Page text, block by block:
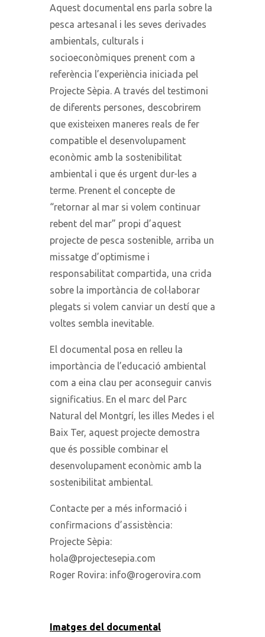
Aquest documental ens parla sobre la
pesca artesanal i les seves derivades
ambientals, culturals i
socioeconòmiques prenent com a
referència l’experiència iniciada pel
Projecte Sèpia. A través del testimoni
de diferents persones, descobrirem
que existeixen maneres reals de fer
compatible el desenvolupament
econòmic amb la sostenibilitat
ambiental i que és urgent dur-les a
terme. Prenent el concepte de
“retornar al mar si volem continuar
rebent del mar” propi d’aquest
projecte de pesca sostenible, arriba un
missatge d’optimisme i
responsabilitat compartida, una crida
sobre la importància de col·laborar
plegats si volem canviar un destí que a
voltes sembla inevitable.
El documental posa en relleu la
importància de l’educació ambiental
com a eina clau per aconseguir canvis
significatius. En el marc del Parc
Natural del Montgrí, les illes Medes i el
Baix Ter, aquest projecte demostra
que és possible combinar el
desenvolupament econòmic amb la
sostenibilitat ambiental.
Contacte per a més informació i
confirmacions d’assistència:
Projecte Sèpia:
hola@projectesepia.com
Roger Rovira: info@rogerovira.com
Imatges del documental